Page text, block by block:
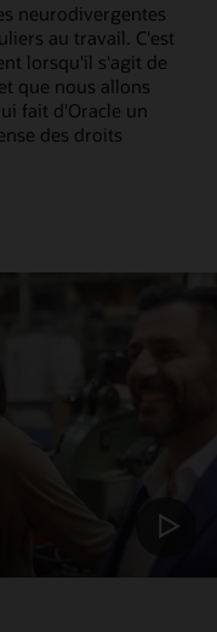
neurodivergentes
au travail. C'est
lorsqu'il s'agit de
que nous allons
fait d'Oracle un
des droits